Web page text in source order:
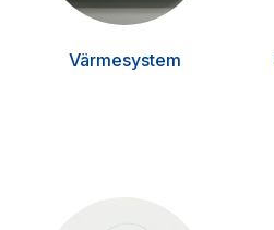
Värmesystem